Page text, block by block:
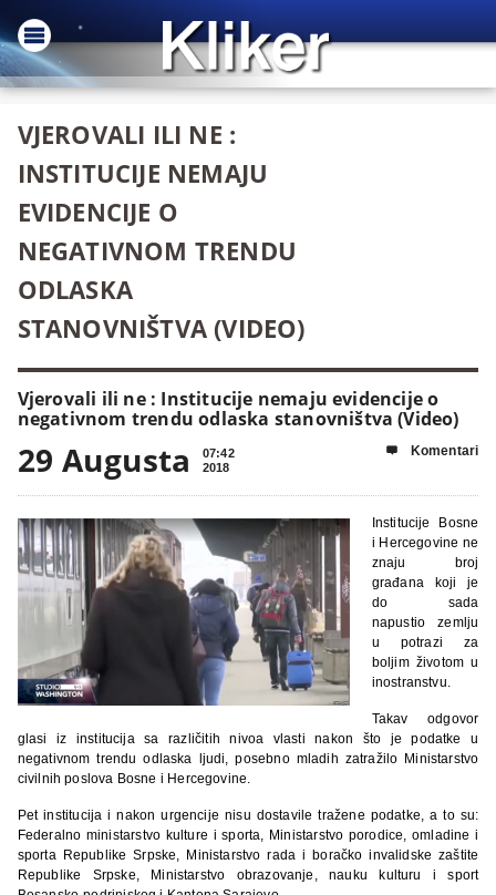
VJEROVALI ILI NE :
INSTITUCIJE NEMAJU
EVIDENCIJE O
NEGATIVNOM TRENDU
ODLASKA
STANOVNIŠTVA (VIDEO)
Vjerovali ili ne : Institucije nemaju evidencije o
negativnom trendu odlaska stanovništva (Video)
29 Augusta
07:42
2018
 Komentari
Institucije Bosne
i Hercegovine ne
znaju broj
građana koji je
do sada
napustio zemlju
u potrazi za
boljim životom u
inostranstvu.
Takav odgovor
glasi iz institucija sa različitih nivoa vlasti nakon što je podatke u
negativnom trendu odlaska ljudi, posebno mladih zatražilo Ministarstvo
civilnih poslova Bosne i Hercegovine.
Pet institucija i nakon urgencije nisu dostavile tražene podatke, a to su:
Federalno ministarstvo kulture i sporta, Ministarstvo porodice, omladine i
sporta Republike Srpske, Ministarstvo rada i boračko invalidske zaštite
Republike Srpske, Ministarstvo obrazovanje, nauku kulturu i sport